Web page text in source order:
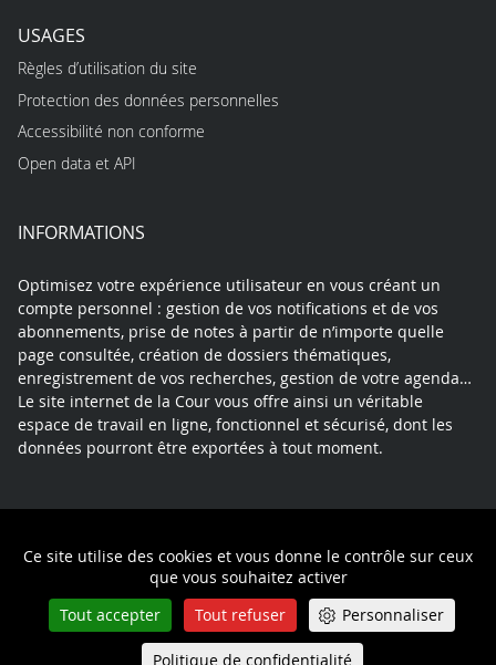
Ce site utilise des cookies et vous donne le contrôle sur ceux
que vous souhaitez activer
Tout accepter
Tout refuser Personnaliser
Politique de confidentialité
USAGES
Règles d’utilisation du site
Protection des données personnelles
Accessibilité non conforme
Open data et API
INFORMATIONS
Optimisez votre expérience utilisateur en vous créant un
compte personnel : gestion de vos notifications et de vos
abonnements, prise de notes à partir de n’importe quelle
page consultée, création de dossiers thématiques,
enregistrement de vos recherches, gestion de votre agenda…
Le site internet de la Cour vous offre ainsi un véritable
espace de travail en ligne, fonctionnel et sécurisé, dont les
données pourront être exportées à tout moment.
Politique de confidentialité
Queue-Fair